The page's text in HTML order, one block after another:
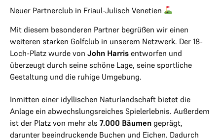
Neuer Partnerclub in Friaul-Julisch Venetien
Mit diesem besonderen Partner begrüßen wir einen
weiteren starken Golfclub in unserem Netzwerk. Der 18-
Loch-Platz wurde von John Harris entworfen und
überzeugt durch seine schöne Lage, seine sportliche
Gestaltung und die ruhige Umgebung.
Inmitten einer idyllischen Naturlandschaft bietet die
Anlage ein abwechslungsreiches Spielerlebnis. Außerdem
ist der Platz von mehr als 7.000 Bäumen geprägt,
darunter beeindruckende Buchen und Eichen. Dadurch